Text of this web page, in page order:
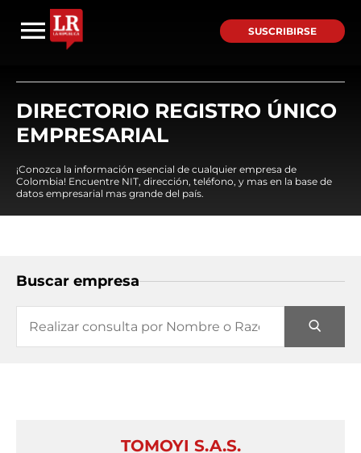
SUSCRIBIRSE
DIRECTORIO REGISTRO ÚNICO
EMPRESARIAL
¡Conozca la información esencial de cualquier empresa de
Colombia! Encuentre NIT, dirección, teléfono, y mas en la base de
datos empresarial mas grande del país.
Buscar empresa
TOMOYI S.A.S.